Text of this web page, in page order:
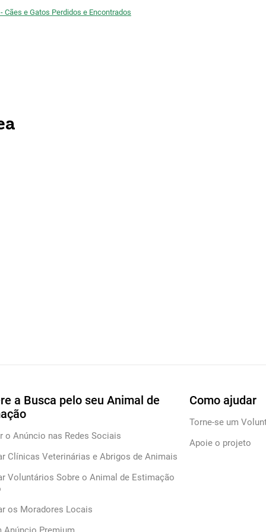
Cães e Gatos Perdidos e Encontrados
a Busca pelo seu Animal de
o Anúncio nas Redes Sociais
Clínicas Veterinárias e Abrigos de Animais
Voluntários Sobre o Animal de Estimação
os Moradores Locais
Como ajudar
Torne-se um
Apoie o projeto